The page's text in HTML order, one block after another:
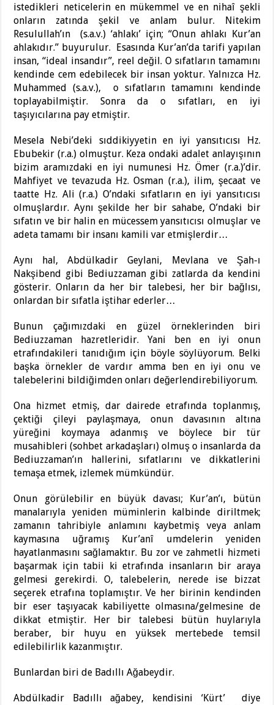
istedikleri neticelerin en mükemmel ve en nihaî şekli
onların zatında şekil ve anlam bulur. Nitekim
Resulullah’ın (s.a.v.) ‘ahlakı’ için; “Onun ahlakı Kur’an
ahlakıdır.” buyurulur. Esasında Kur’an’da tarifi yapılan
insan, “ideal insandır”, reel değil. O sıfatların tamamını
kendinde cem edebilecek bir insan yoktur. Yalnızca Hz.
Muhammed (s.a.v.), o sıfatların tamamını kendinde
toplayabilmiştir. Sonra da o sıfatları, en iyi
taşıyıcılarına pay etmiştir.
Mesela Nebi’deki sıddikiyyetin en iyi yansıtıcısı Hz.
Ebubekir (r.a.) olmuştur. Keza ondaki adalet anlayışının
bizim aramızdaki en iyi numunesi Hz. Ömer (r.a.)’dir.
Mahfiyet ve tevazuda Hz. Osman (r.a.), ilim, şecaat ve
taatte Hz. Ali (r.a.) O’ndaki sıfatların en iyi yansıtıcısı
olmuşlardır. Aynı şekilde her bir sahabe, O’ndaki bir
sıfatın ve bir halin en mücessem yansıtıcısı olmuşlar ve
adeta tamamı bir insanı kamili var etmişlerdir…
Aynı hal, Abdülkadir Geylani, Mevlana ve Şah-ı
Nakşibend gibi Bediuzzaman gibi zatlarda da kendini
gösterir. Onların da her bir talebesi, her bir bağlısı,
onlardan bir sıfatla iştihar ederler…
Bunun çağımızdaki en güzel örneklerinden biri
Bediuzzaman hazretleridir. Yani ben en iyi onun
etrafındakileri tanıdığım için böyle söylüyorum. Belki
başka örnekler de vardır amma ben en iyi onu ve
talebelerini bildiğimden onları değerlendirebiliyorum.
Ona hizmet etmiş, dar dairede etrafında toplanmış,
çektiği çileyi paylaşmaya, onun davasının altına
yüreğini koymaya adanmış ve böylece bir tür
musahibleri (sohbet arkadaşları) olmuş o insanlarda da
Bediuzzaman’ın hallerini, sıfatlarını ve dikkatlerini
temaşa etmek, izlemek mümkündür.
Onun görülebilir en büyük davası; Kur’an’ı, bütün
manalarıyla yeniden müminlerin kalbinde diriltmek;
zamanın tahribiyle anlamını kaybetmiş veya anlam
kaymasına uğramış Kur’anî umdelerin yeniden
hayatlanmasını sağlamaktır. Bu zor ve zahmetli hizmeti
başarmak için tabii ki etrafında insanların bir araya
gelmesi gerekirdi. O, talebelerin, nerede ise bizzat
seçerek etrafına toplamıştır. Ve her birinin kendinden
bir eser taşıyacak kabiliyette olmasına/gelmesine de
dikkat etmiştir. Her bir talebesi bütün huylarıyla
beraber, bir huyu en yüksek mertebede temsil
edilebilirlik kazanmıştır.
Bunlardan biri de Badıllı Ağabeydir.
Abdülkadir Badıllı ağabey, kendisini ‘Kürt’ diye